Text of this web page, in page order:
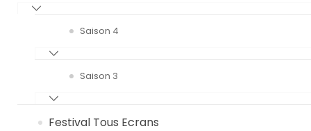
Saison 4
Saison 3
Festival Tous Ecrans